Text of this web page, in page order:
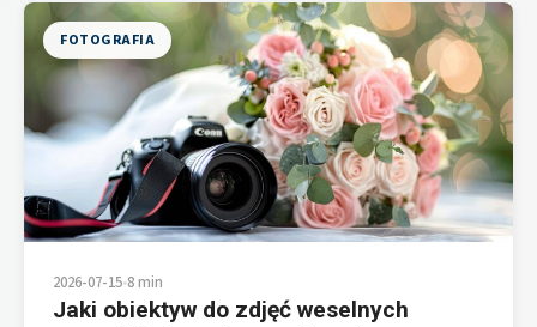
FOTOGRAFIA
2026-07-15•8 min
Jaki obiektyw do zdjęć weselnych